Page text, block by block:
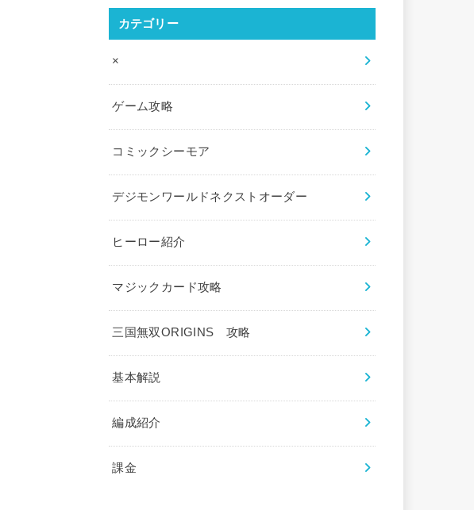
カテゴリー
×
ゲーム攻略
コミックシーモア
デジモンワールドネクストオーダー
ヒーロー紹介
マジックカード攻略
三国無双ORIGINS 攻略
基本解説
編成紹介
課金